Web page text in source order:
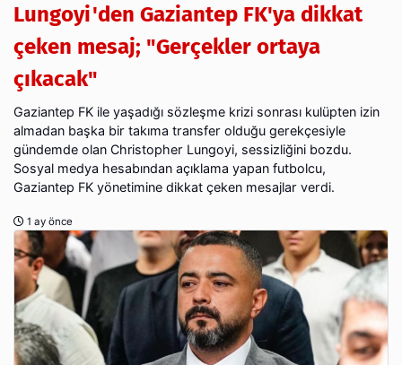
Lungoyi'den Gaziantep FK'ya dikkat
çeken mesaj; "Gerçekler ortaya
çıkacak"
Gaziantep FK ile yaşadığı sözleşme krizi sonrası kulüpten izin
almadan başka bir takıma transfer olduğu gerekçesiyle
gündemde olan Christopher Lungoyi, sessizliğini bozdu.
Sosyal medya hesabından açıklama yapan futbolcu,
Gaziantep FK yönetimine dikkat çeken mesajlar verdi.
1 ay önce